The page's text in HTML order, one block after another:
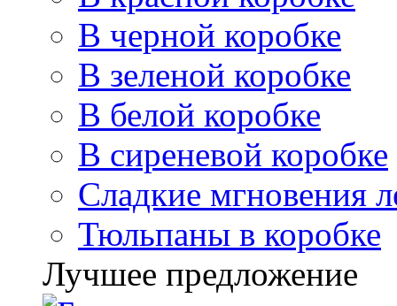
В черной коробке
В зеленой коробке
В белой коробке
В сиреневой коробке
Сладкие мгновения
Тюльпаны в коробке
Лучшее предложение